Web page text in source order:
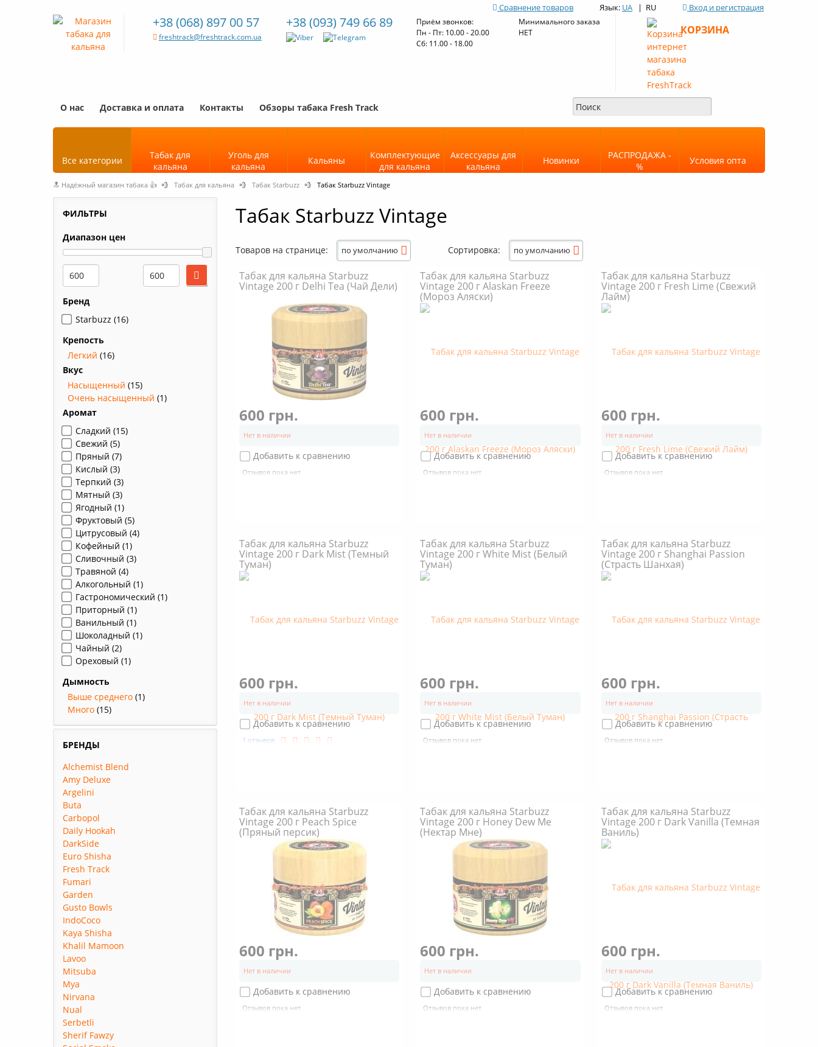
Сравнение товаров Язык: UA | RU Вход и регистрация
+38 (068) 897 00 57
freshtrack@freshtrack.com.ua
+38 (093) 749 66 89
Приём звонков:
Пн - Пт: 10.00 - 20.00
Cб: 11.00 - 18.00
Минимального заказа
НЕТ
КОРЗИНА
О нас Доставка и оплата Контакты Обзоры табака Fresh Track
Все категории
Табак для
кальяна
Уголь для
кальяна
Кальяны
Комплектующие
для кальяна
Аксессуары для
кальяна
Новинки
РАСПРОДАЖА -
%
Условия опта
🔝 Надёжный магазин табака 👍 💨 Табак для кальяна 💨 Табак Starbuzz 💨 Табак Starbuzz Vintage
Табак Starbuzz Vintage
Товаров на странице: по умолчанию Сортировка: по умолчанию
Табак для кальяна Starbuzz
Vintage 200 г Delhi Tea (Чай Дели)
600 грн.
Нет в наличии
Добавить к сравнению
Отзывов пока нет
Табак для кальяна Starbuzz
Vintage 200 г Alaskan Freeze
(Мороз Аляски)
600 грн.
Нет в наличии
Добавить к сравнению
Отзывов пока нет
Табак для кальяна Starbuzz
Vintage 200 г Fresh Lime (Свежий
Лайм)
600 грн.
Нет в наличии
Добавить к сравнению
Отзывов пока нет
Табак для кальяна Starbuzz
Vintage 200 г Dark Mist (Темный
Туман)
600 грн.
Нет в наличии
Добавить к сравнению
1 отзывов
Табак для кальяна Starbuzz
Vintage 200 г White Mist (Белый
Туман)
600 грн.
Нет в наличии
Добавить к сравнению
Отзывов пока нет
Табак для кальяна Starbuzz
Vintage 200 г Shanghai Passion
(Страсть Шанхая)
600 грн.
Нет в наличии
Добавить к сравнению
Отзывов пока нет
Табак для кальяна Starbuzz
Vintage 200 г Peach Spice
(Пряный персик)
600 грн.
Нет в наличии
Добавить к сравнению
Отзывов пока нет
Табак для кальяна Starbuzz
Vintage 200 г Honey Dew Me
(Нектар Мне)
600 грн.
Нет в наличии
Добавить к сравнению
Отзывов пока нет
Табак для кальяна Starbuzz
Vintage 200 г Dark Vanilla (Темная
Ваниль)
600 грн.
Нет в наличии
Добавить к сравнению
Отзывов пока нет
ФИЛЬТРЫ
Диапазон цен
Бренд
Starbuzz (16)
Крепость
Легкий (16)
Вкус
Насыщенный (15)
Очень насыщенный (1)
Аромат
Сладкий (15)
Свежий (5)
Пряный (7)
Кислый (3)
Терпкий (3)
Мятный (3)
Ягодный (1)
Фруктовый (5)
Цитрусовый (4)
Кофейный (1)
Сливочный (3)
Травяной (4)
Алкогольный (1)
Гастрономический (1)
Приторный (1)
Ванильный (1)
Шоколадный (1)
Чайный (2)
Ореховый (1)
Дымность
Выше среднего (1)
Много (15)
БРЕНДЫ
Alchemist Blend
Amy Deluxe
Argelini
Buta
Carbopol
Daily Hookah
DarkSide
Euro Shisha
Fresh Track
Fumari
Garden
Gusto Bowls
IndoCoco
Kaya Shisha
Khalil Mamoon
Lavoo
Mitsuba
Mya
Nirvana
Nual
Serbetli
Sherif Fawzy